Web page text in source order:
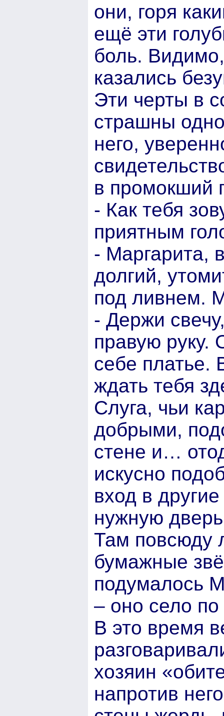
они, горя
ещё эти
боль.
казались
Эти черты в
страшны
него,
в промокший
- Как тебя
приятным
- Маргарита,
долгий,
под ливнем.
- Держи
правую руку.
себе платье.
ждать тебя
Слуга, чьи
добрыми,
стене и…
искусно
вход в
нужную
Там повсюду
бумажные
подумалось
– оно село
В это время
хозяин
напротив